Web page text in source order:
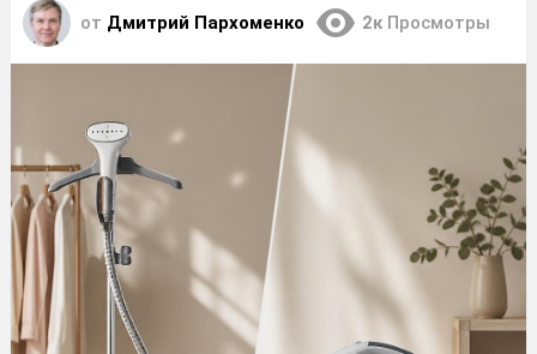
от Дмитрий Пархоменко 2к Просмотры